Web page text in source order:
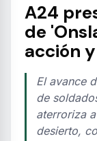
A24
de
acción
El avance
de
aterroriza
desierto,